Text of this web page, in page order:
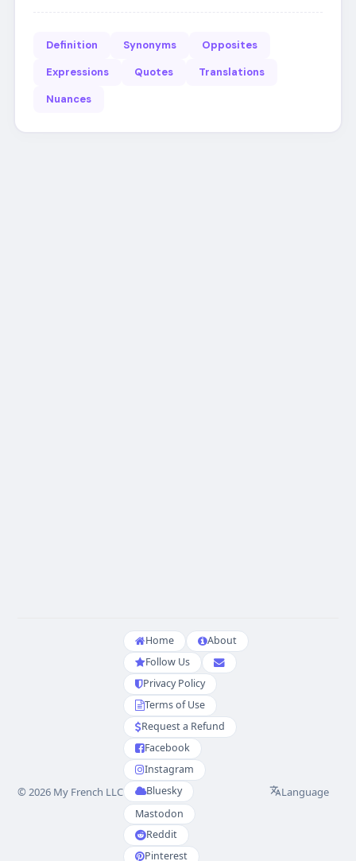
Definition Synonyms
Opposites
Expressions
Quotes
Translations
Nuances
© 2026 My French LLC
Home
About
Follow Us
Privacy Policy
Terms of Use
Request a Refund
Facebook
Instagram
Bluesky
Mastodon
Reddit
Pinterest
Language